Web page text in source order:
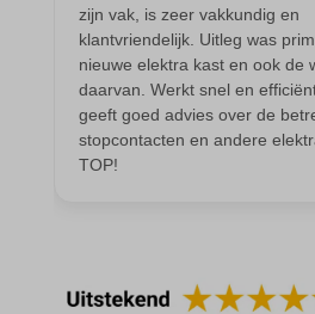
zijn vak, is zeer vakkundig en
klantvriendelijk. Uitleg was
nieuwe elektra kast en ook de
daarvan. Werkt snel en
geeft goed advies over de
stopcontacten en andere
TOP!
popupShow
SameSite
sensorsdata2015jssdkcross
snconsent